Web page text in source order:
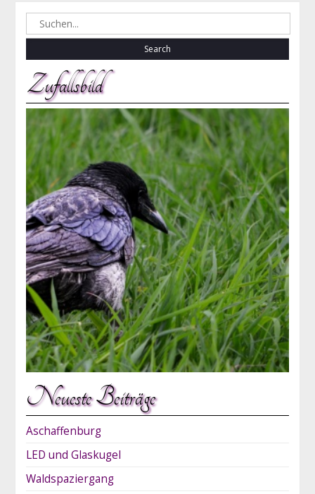
Search
for:
Zufallsbild
Neueste Beiträge
Aschaffenburg
LED und Glaskugel
Waldspaziergang